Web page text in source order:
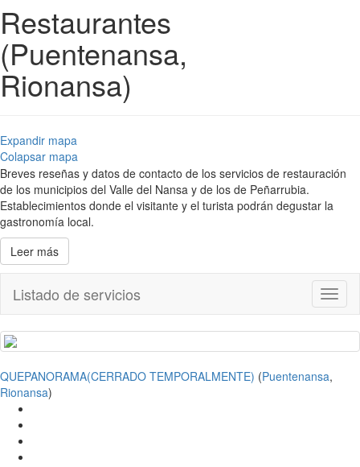
Restaurantes
(Puentenansa,
Rionansa)
Expandir mapa
Colapsar mapa
Breves reseñas y datos de contacto de los servicios de restauración
de los municipios del Valle del Nansa y de los de Peñarrubia.
Establecimientos donde el visitante y el turista podrán degustar la
gastronomía local.
Leer más
Listado de servicios
QUEPANORAMA(CERRADO TEMPORALMENTE) (Puentenansa,
Rionansa)